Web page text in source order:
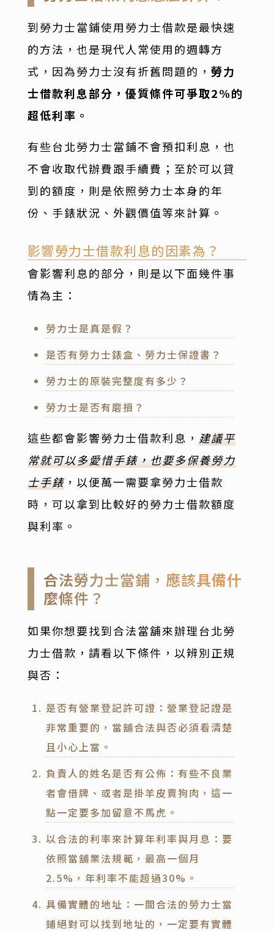
到勞力士當鋪使用勞力士借款是最快速
的方法，也是現代人常使用的週轉方
式，因為勞力士沒有折舊問題的， 勞力
士借款利息部分，優質條件可爭取2%的
超低利率。
有些台北勞力士當鋪不會預扣利息，也
不會收取代辦費跟手續費；至於可以貸
到的額度，則是依照勞力士本身的年
份、手錶狀況、外觀價值等來計算。
影響勞力士借款利息的因素為？
會影響利息的部分，則是以下面幾件事
情為主：
勞力士是真是假？
是否有勞力士錶盒、勞力士保證書？
勞力士的原裝完整度有多少？
勞力士是否有磨損？
這些都會影響勞力士借款利息， 建議平
常就可以多愛惜手錶，也要多保養勞力
士手錶，以便萬一需要拿勞力士借款
時，可以拿到比較好的勞力士借款額度
與利率。
合法勞力士當鋪，應該具備什
麼條件？
如果你想要找到合法當舖來辦理台北勞
力士借款，請看以下條件，以辨別正規
與否：
是否有營業登記許可證：營業登記證是
非常重要的，當舖合法與否必須看清楚
且小心上當。
負責人的姓名是否有公佈：有些不良業
者會借牌、或者是掛羊皮賣狗肉，這一
點一定要多加留意不馬虎。
以合法的利率來計算年利率與月息：要
依照當舖業法規範，最高一個月
2.5%，年利率不能超過30%。
具備實體的地址：一間合法的勞力士當
鋪絕對可以找到地址的，一定要有實體